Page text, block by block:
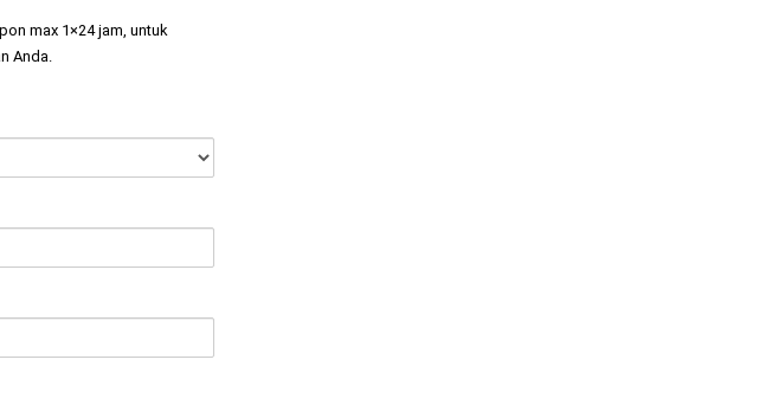
max 1×24 jam, untuk
Anda.